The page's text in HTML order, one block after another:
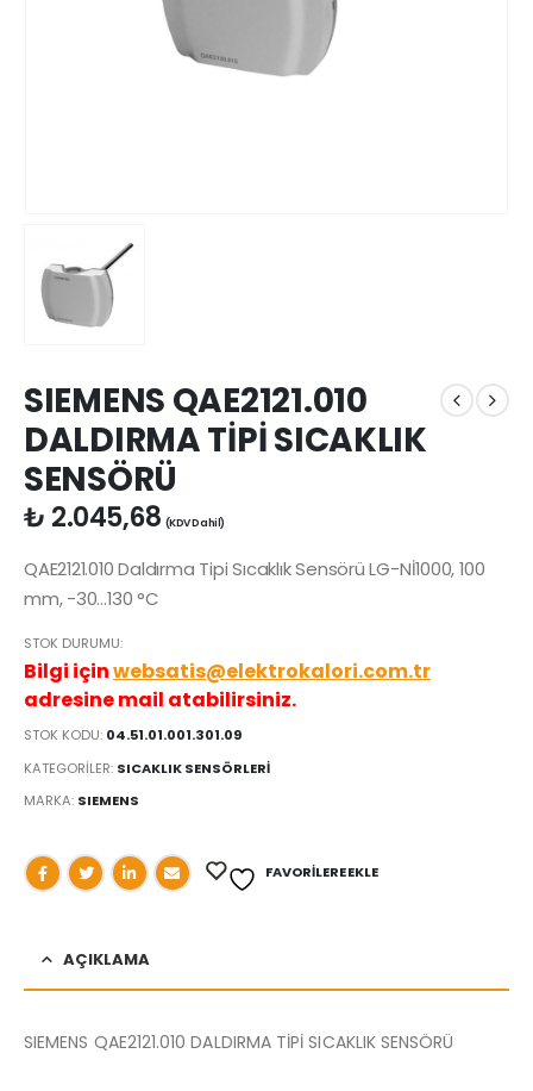
SIEMENS QAE2121.010
DALDIRMA TİPİ SICAKLIK
SENSÖRÜ
₺ 2.045,68 (KDV Dahil)
QAE2121.010 Daldırma Tipi Sıcaklık Sensörü LG-Nİ1000, 100
mm, -30…130 °C
STOK DURUMU:
Bilgi içinwebsatis@elektrokalori.com.tr
adresine mail atabilirsiniz.
STOK KODU: 04.51.01.001.301.09
KATEGORILER: SICAKLIK SENSÖRLERİ
MARKA: SIEMENS
FAVORILERE EKLE
AÇIKLAMA
SIEMENS QAE2121.010 DALDIRMA TİPİ SICAKLIK SENSÖRÜ